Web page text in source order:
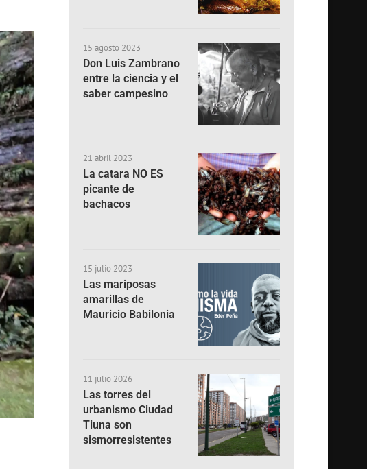
15 agosto 2023
Don Luis Zambrano
entre la ciencia y el
saber campesino
21 abril 2023
La catara NO ES
picante de
bachacos
15 julio 2023
Las mariposas
amarillas de
Mauricio Babilonia
11 julio 2026
Las torres del
urbanismo Ciudad
Tiuna son
sismorresistentes